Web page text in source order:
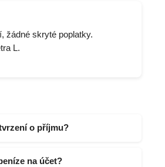
žádné skryté poplatky.
L.
o příjmu?
na účet?